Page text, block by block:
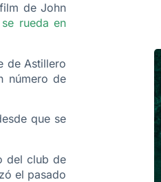
de John
rueda en
de Astillero
número de
que se
del club de
el pasado